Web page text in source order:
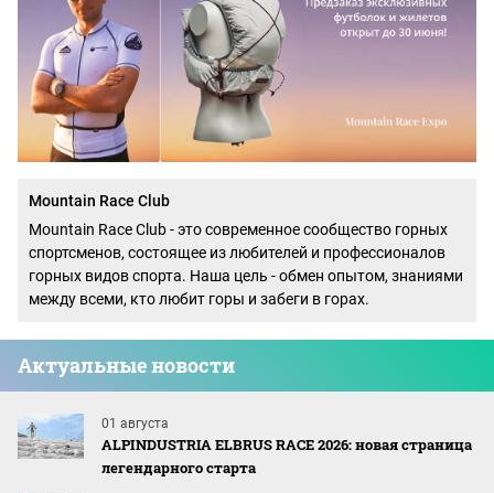
Mountain Race Club
Mountain Race Club - это современное сообщество горных
спортсменов, состоящее из любителей и профессионалов
горных видов спорта. Наша цель - обмен опытом, знаниями
между всеми, кто любит горы и забеги в горах.
Актуальные новости
01 августа
ALPINDUSTRIA ELBRUS RACE 2026: новая страница
легендарного старта